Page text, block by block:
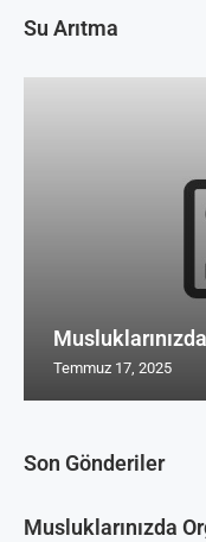
Son Gönderiler
Musluklarınızda
Su Arıtma
Temmuz 17, 2025